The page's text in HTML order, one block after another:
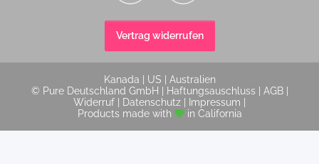
Vertrag widerrufen
Kanada US
Australien
© Pure Deutschland GmbH |
Haftungsauschluss AGB
Widerruf
Datenschutz Impressum
Products made with
in California